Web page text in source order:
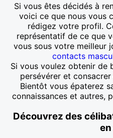
Si vous êtes décidés à
voici ce que nous vous
rédigez votre profil.
représentatif de ce que
vous sous votre meilleur
contacts
Si vous voulez obtenir de
persévérer et
Bientôt vous épaterez
connaissances et autres,
Découvrez des